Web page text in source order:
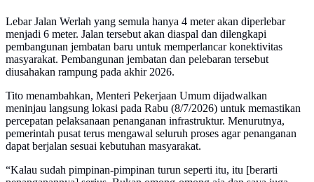
Lebar Jalan Werlah yang semula hanya 4 meter akan diperlebar
menjadi 6 meter. Jalan tersebut akan diaspal dan dilengkapi
pembangunan jembatan baru untuk memperlancar konektivitas
masyarakat. Pembangunan jembatan dan pelebaran tersebut
diusahakan rampung pada akhir 2026.
Tito menambahkan, Menteri Pekerjaan Umum dijadwalkan
meninjau langsung lokasi pada Rabu (8/7/2026) untuk memastikan
percepatan pelaksanaan penanganan infrastruktur. Menurutnya,
pemerintah pusat terus mengawal seluruh proses agar penanganan
dapat berjalan sesuai kebutuhan masyarakat.
“Kalau sudah pimpinan-pimpinan turun seperti itu, itu [berarti